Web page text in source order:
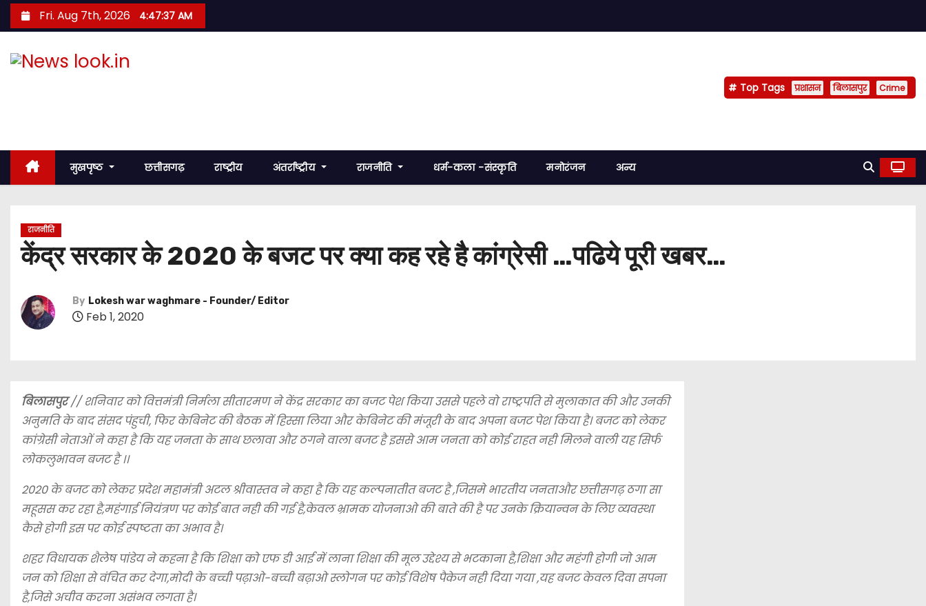
k
t
Fri. Aug 7th, 2026 4:47:38 AM
Top Tags प्रशासन बिलासपुर Crime
मुखपृष्ठ छत्तीसगढ़ राष्ट्रीय अंतर्राष्ट्रीय राजनीति धर्म-कला -संस्कृति मनोरंजन अन्य
राजनीति
केंद्र सरकार के 2020 के बजट पर क्या कह रहे है कांग्रेसी …पढिये पूरी खबर…
By Lokesh war waghmare - Founder/ Editor
Feb 1, 2020
बिलासपुर// शनिवार को वित्तमंत्री निर्मला सीतारमण ने केंद्र सरकार का बजट पेश किया उससे पहले वो राष्ट्रपति से मुलाकात की और उनकी
अनुमति के बाद संसद पंहुची, फिर केबिनेट की बैठक में हिस्सा लिया और केबिनेट की मंजूरी के बाद अपना बजट पेश किया है। बजट को लेकर
कांग्रेसी नेताओं ने कहा है कि यह जनता के साथ छलावा और ठगने वाला बजट है इससे आम जनता को कोई राहत नही मिलने वाली यह सिर्फ
लोकलुभावन बजट है ।।
2020 के बजट को लेकर प्रदेश महामंत्री अटल श्रीवास्तव ने कहा है कि यह कल्पनातीत बजट है ,जिसमे भारतीय जनताऔर छत्तीसगढ़ ठगा सा
महूसस कर रहा है,महंगाई नियंत्रण पर कोई बात नही की गई है,केवल भ्रामक योजनाओ की बाते की है पर उनके क्रियान्वन के लिए व्यवस्था
कैसे होगी इस पर कोई स्पष्टता का अभाव है।
शहर विधायक शैलेष पांडेय ने कहना है कि शिक्षा को एफ डी आई में लाना शिक्षा की मूल उद्देश्य से भटकाना है,शिक्षा और महंगी होगी जो आम
जन को शिक्षा से वंचित कर देगा,मोदी के बच्ची पढ़ाओ-बच्ची बढ़ाओ स्लोगन पर कोई विशेष पैकेज नही दिया गया ,यह बजट केवल दिवा सपना
है,जिसे अचीव करना असंभव लगता है।